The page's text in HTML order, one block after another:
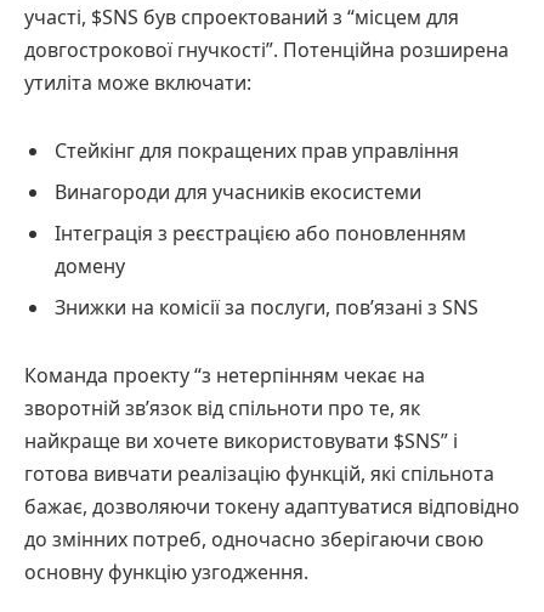
участі, $SNS був спроектований з “місцем для
довгострокової гнучкості”. Потенційна розширена
утиліта може включати:
Стейкінг для покращених прав управління
Винагороди для учасників екосистеми
Інтеграція з реєстрацією або поновленням
домену
Знижки на комісії за послуги, пов’язані з SNS
Команда проекту “з нетерпінням чекає на
зворотній зв’язок від спільноти про те, як
найкраще ви хочете використовувати $SNS” і
готова вивчати реалізацію функцій, які спільнота
бажає, дозволяючи токену адаптуватися відповідно
до змінних потреб, одночасно зберігаючи свою
основну функцію узгодження.